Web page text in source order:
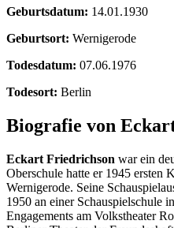
Geburtsdatum: 14.01.1930
Geburtsort: Wernigerode
Todesdatum: 07.06.1976
Todesort: Berlin
Biografie von
Eckart Friedrichson war ein
Oberschule hatte er 1945 ersten
Wernigerode. Seine
1950 an einer Schauspielschule
Engagements am Volkstheater